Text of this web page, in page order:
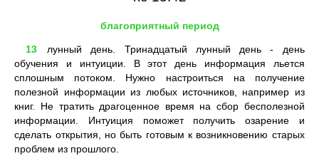
благоприятный период
13
лунный день. Тринадцатый лунный день - день
обучения и интуиции. В этот день информация льется
сплошным потоком. Нужно настроиться на получение
полезной информации из любых источников, например из
книг. Не тратить драгоценное время на сбор бесполезной
информации. Интуиция поможет получить озарение и
сделать открытия, но быть готовым к возникновению старых
проблем из прошлого.